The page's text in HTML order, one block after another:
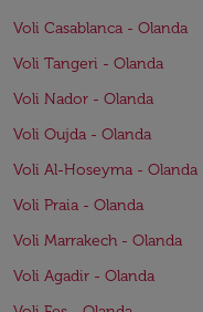
Voli Casablanca - Olanda
Voli Tangeri - Olanda
Voli Nador - Olanda
Voli Oujda - Olanda
Voli Al-Hoseyma - Olanda
Voli Praia - Olanda
Voli Marrakech - Olanda
Voli Agadir - Olanda